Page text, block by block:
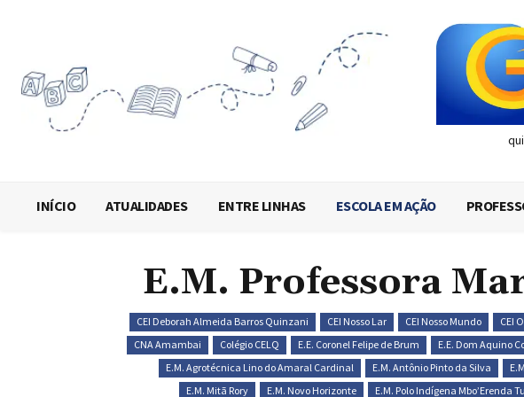
INÍCIO ATUALIDADES ENTRE LINHAS ESCOLA EM AÇÃO
E.M. Professora
CEI Deborah Almeida Barros Quinzani CEI Nosso Lar CEI Nosso Mundo CEI
CNA Amambai
Colégio CELQ E.E. Coronel Felipe de Brum E.E. Dom Aquino
E.M. Agrotécnica Lino do Amaral Cardinal
E.M. Antônio Pinto da Silva
E.M. Mitã Rory
E.M. Novo Horizonte E.M. Polo Indígena Mbo’Erenda